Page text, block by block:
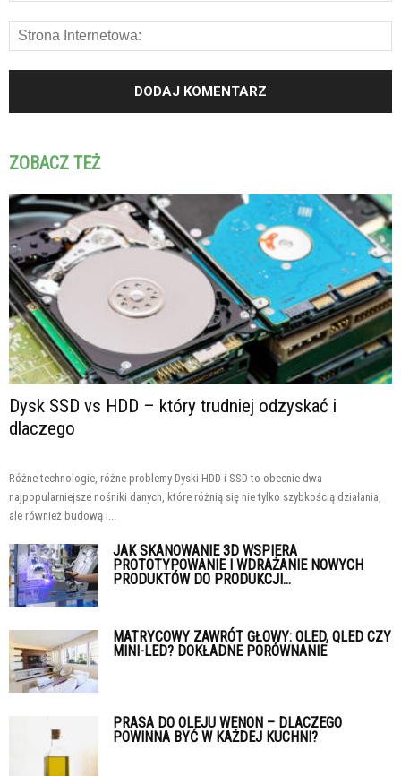
ZOBACZ TEŻ
Dysk SSD vs HDD – który trudniej odzyskać i
dlaczego
Różne technologie, różne problemy Dyski HDD i SSD to obecnie dwa
najpopularniejsze nośniki danych, które różnią się nie tylko szybkością działania,
ale również budową i...
JAK SKANOWANIE 3D WSPIERA
PROTOTYPOWANIE I WDRAŻANIE NOWYCH
PRODUKTÓW DO PRODUKCJI...
MATRYCOWY ZAWRÓT GŁOWY: OLED, QLED CZY
MINI-LED? DOKŁADNE PORÓWNANIE
PRASA DO OLEJU WENON – DLACZEGO
POWINNA BYĆ W KAŻDEJ KUCHNI?